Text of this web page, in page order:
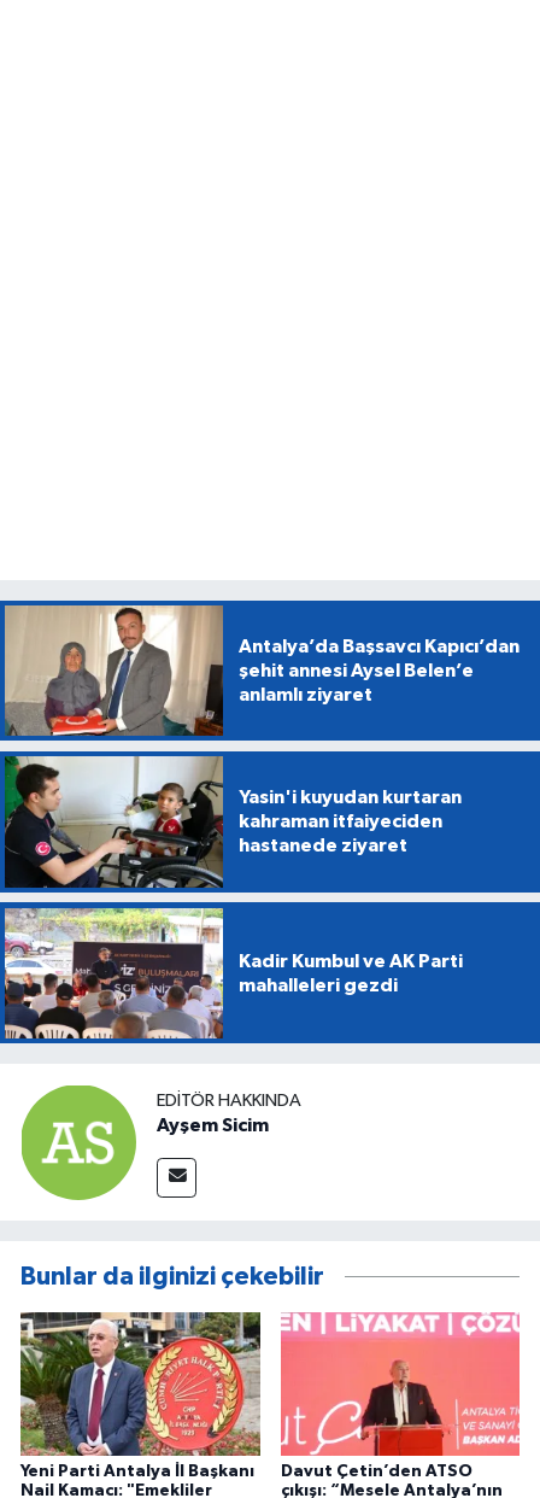
Antalya’da Başsavcı Kapıcı’dan
şehit annesi Aysel Belen’e
anlamlı ziyaret
Yasin'i kuyudan kurtaran
kahraman itfaiyeciden
hastanede ziyaret
Kadir Kumbul ve AK Parti
mahalleleri gezdi
EDITÖR HAKKINDA
Ayşem Sicim
Bunlar da ilginizi çekebilir
Yeni Parti Antalya İl Başkanı
Nail Kamacı: "Emekliler
Davut Çetin’den ATSO
çıkışı: “Mesele Antalya’nın